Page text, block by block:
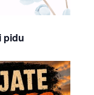
pidu